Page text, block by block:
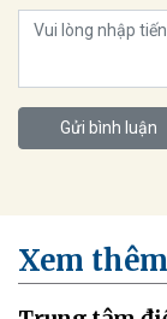
Gửi bình luận
Xem